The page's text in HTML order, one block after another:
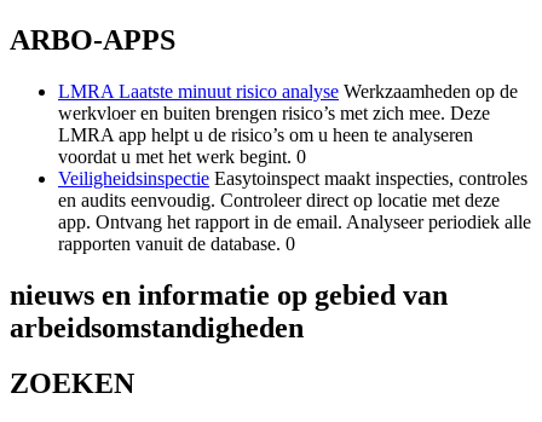
ARBO-APPS
LMRA Laatste minuut risico analyse Werkzaamheden op de
werkvloer en buiten brengen risico’s met zich mee. Deze
LMRA app helpt u de risico’s om u heen te analyseren
voordat u met het werk begint. 0
Veiligheidsinspectie Easytoinspect maakt inspecties, controles
en audits eenvoudig. Controleer direct op locatie met deze
app. Ontvang het rapport in de email. Analyseer periodiek alle
rapporten vanuit de database. 0
nieuws en informatie op gebied van
arbeidsomstandigheden
ZOEKEN